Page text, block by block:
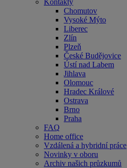
Kontakty
Chomutov
Vysoké Mýto
Liberec
Zlín
Plzeň
České Budějovice
Ústí nad Labem
Jihlava
Olomouc
Hradec Králové
Ostrava
Brno
Praha
FAQ
Home office
Vzdálená a hybridní práce
Novinky v oboru
Archiv našich průzkumů